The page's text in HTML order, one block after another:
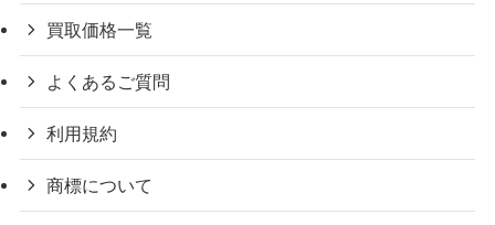
買取価格一覧
よくあるご質問
利用規約
商標について